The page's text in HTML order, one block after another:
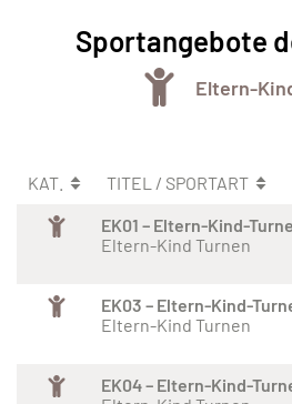
Sportangebote
Eltern-
KAT. TITEL / SPORTART
EK01 – Eltern-Kind-
Eltern-Kind Turnen
EK03 – Eltern-Kind-
Eltern-Kind Turnen
EK04 – Eltern-Kind-